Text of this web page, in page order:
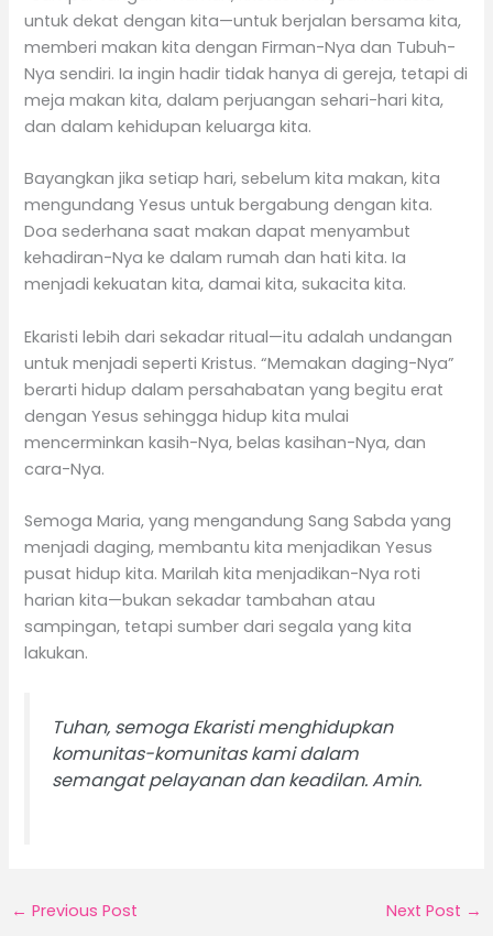
untuk dekat dengan kita—untuk berjalan bersama kita,
memberi makan kita dengan Firman-Nya dan Tubuh-
Nya sendiri. Ia ingin hadir tidak hanya di gereja, tetapi di
meja makan kita, dalam perjuangan sehari-hari kita,
dan dalam kehidupan keluarga kita.
Bayangkan jika setiap hari, sebelum kita makan, kita
mengundang Yesus untuk bergabung dengan kita.
Doa sederhana saat makan dapat menyambut
kehadiran-Nya ke dalam rumah dan hati kita. Ia
menjadi kekuatan kita, damai kita, sukacita kita.
Ekaristi lebih dari sekadar ritual—itu adalah undangan
untuk menjadi seperti Kristus. “Memakan daging-Nya”
berarti hidup dalam persahabatan yang begitu erat
dengan Yesus sehingga hidup kita mulai
mencerminkan kasih-Nya, belas kasihan-Nya, dan
cara-Nya.
Semoga Maria, yang mengandung Sang Sabda yang
menjadi daging, membantu kita menjadikan Yesus
pusat hidup kita. Marilah kita menjadikan-Nya roti
harian kita—bukan sekadar tambahan atau
sampingan, tetapi sumber dari segala yang kita
lakukan.
Tuhan, semoga Ekaristi menghidupkan
komunitas-komunitas kami dalam
semangat pelayanan dan keadilan. Amin.
← Previous Post Next Post →